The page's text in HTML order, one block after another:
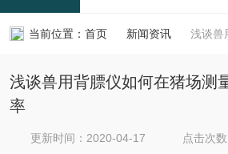
当前位置： 首页 新闻资讯 浅谈兽用背
浅谈兽用背膘仪如何在猪场测
率
更新时间：2020-04-17 点击次数